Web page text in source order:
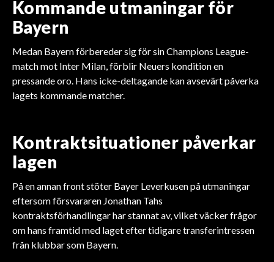
Kommande utmaningar för
Bayern
Medan Bayern förbereder sig för sin Champions League-
match mot Inter Milan, förblir Neuers kondition en
pressande oro. Hans icke-deltagande kan avsevärt påverka
lagets kommande matcher.
Kontraktsituationer påverkar
lagen
På en annan front stöter Bayer Leverkusen på utmaningar
eftersom försvararen Jonathan Tahs
kontraktsförhandlingar har stannat av, vilket väcker frågor
om hans framtid med laget efter tidigare transferintressen
från klubbar som Bayern.